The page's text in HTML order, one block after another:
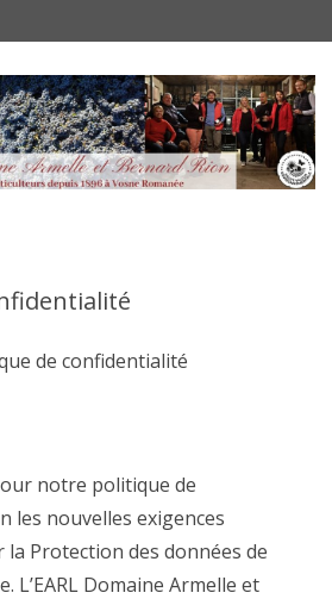
de confidentialité
notre politique de
les nouvelles exigences
la Protection des données de
L’EARL Domaine Armelle et